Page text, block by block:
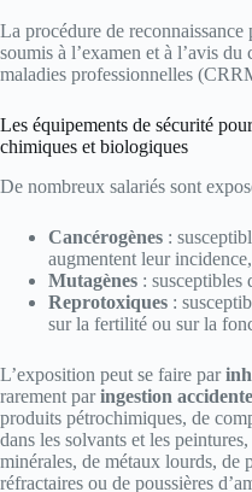
La procédure de
soumis à l’examen et à l’avis
maladies professionnelles
Les équipements de sécurité
chimiques et biologiques
De nombreux salariés sont
Cancérogènes :
augmentent leur incidence,
Mutagènes : susceptibles
Reprotoxiques :
sur la fertilité ou sur la
L’exposition peut se faire par
rarement paringestion
produits pétrochimiques, de
dans les solvants et les
minérales, de métaux lourds, de
réfractaires ou de poussières